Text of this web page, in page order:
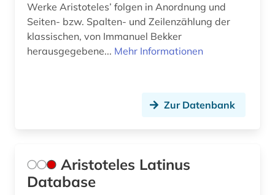
hagiografie (1)
hebräisch (3)
Werke Aristoteles’ folgen in Anordnung und
Seiten- bzw. Spalten- und Zeilenzählung der
klassischen, von Immanuel Bekker
herausgegebene... Mehr Informationen
Zur Datenbank
Aristoteles Latinus
Database